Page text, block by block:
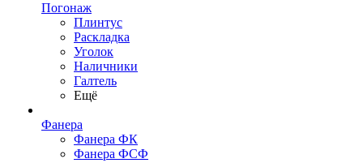
Погонаж
Плинтус
Раскладка
Уголок
Наличники
Галтель
Ещё
Фанера
Фанера ФК
Фанера ФСФ